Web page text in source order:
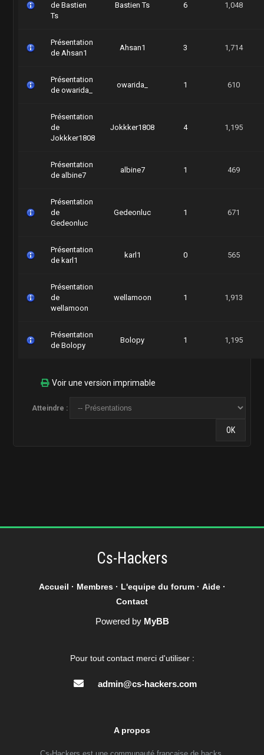
de Bastien
Ts
Bastien Ts 6 1,048
Présentation
de Ahsan1
Ahsan1 3 1,714
Présentation
de owarida_
owarida_ 1 610
Présentation
de
Jokkker1808
Jokkker1808 4 1,195
Présentation
de albine7
albine7 1 469
Présentation
de
Gedeonluc
Gedeonluc 1 671
Présentation
de karl1
karl1 0 565
Présentation
de
wellamoon
wellamoon 1 1,913
Présentation
de Bolopy
Bolopy 1 1,195
Voir une version imprimable
Atteindre :
Cs-Hackers
Accueil · Membres· L'equipe du forum· Aide·
Contact
Powered by MyBB
Pour tout contact merci d'utiliser :
admin@cs-hackers.com
A propos